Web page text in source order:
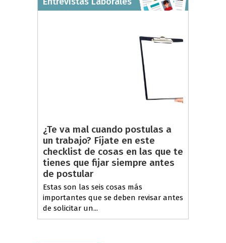
¿Te va mal cuando postulas a
un trabajo? Fíjate en este
checklist de cosas en las que te
tienes que fijar siempre antes
de postular
Estas son las seis cosas más
importantes que se deben revisar antes
de solicitar un...